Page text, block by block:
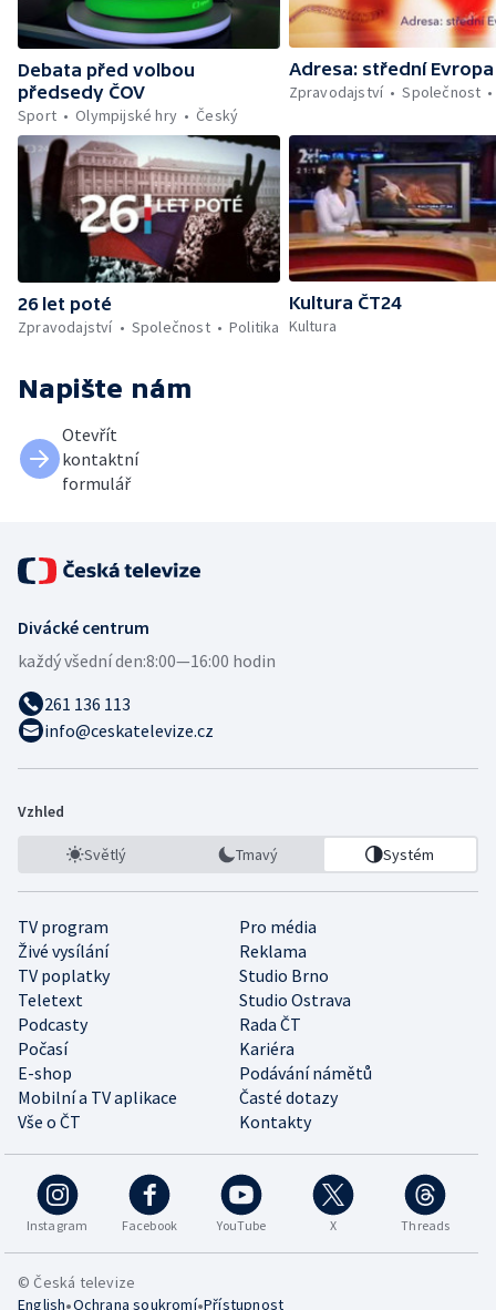
Debata před volbou
předsedy ČOV
Sport
Olympijské hry Český
Adresa: střední Evropa
Zpravodajství
Společnost
26 let poté
Zpravodajství
Společnost Politika
Kultura ČT24
Kultura
Napište nám
Otevřít
kontaktní
formulář
Divácké centrum
každý všední den:8:00—16:00 hodin
261 136 113
info@ceskatelevize.cz
Vzhled
Světlý Tmavý Systém
TV program
Pro média
Živé vysílání
Reklama
TV poplatky
Studio Brno
Teletext
Studio Ostrava
Podcasty
Rada ČT
Počasí
Kariéra
E-shop
Podávání námětů
Mobilní a TV aplikace
Časté dotazy
Vše o ČT
Kontakty
Instagram Facebook YouTube X Threads
© Česká televize
English•Ochrana soukromí•Přístupnost